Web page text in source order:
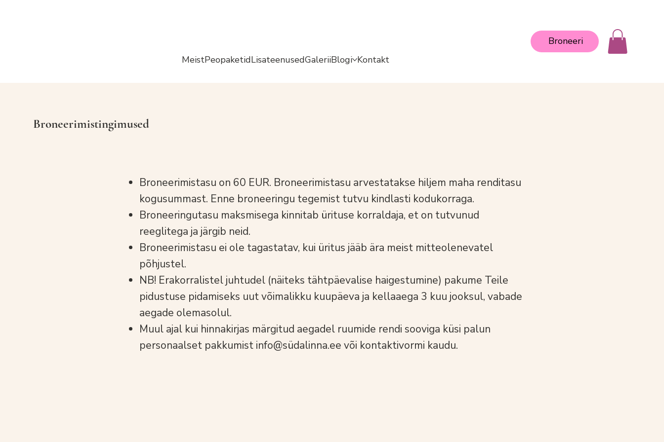
MeistPeopaketidLisateenusedGaleriiBlogi Kontakt
Broneeri
Broneerimistingimused
Broneerimistasu on 60 EUR. Broneerimistasu arvestatakse hiljem maha renditasu
kogusummast. Enne broneeringu tegemist tutvu kindlasti kodukorraga.
Broneeringutasu maksmisega kinnitab ürituse korraldaja, et on tutvunud
reeglitega ja järgib neid.
Broneerimistasu ei ole tagastatav, kui üritus jääb ära meist mitteolenevatel
põhjustel.
NB! Erakorralistel juhtudel (näiteks tähtpäevalise haigestumine) pakume Teile
pidustuse pidamiseks uut võimalikku kuupäeva ja kellaaega 3 kuu jooksul, vabade
aegade olemasolul.
Muul ajal kui hinnakirjas märgitud aegadel ruumide rendi sooviga küsi palun
personaalset pakkumist info@südalinna.ee või kontaktivormi kaudu.